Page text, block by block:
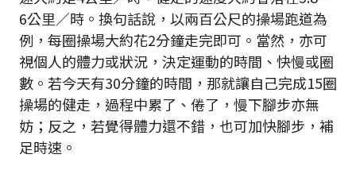
6公里／時。換句話說，以兩百公尺的操場跑道為
例，每圈操場大約花2分鐘走完即可。當然，亦可
視個人的體力或狀況，決定運動的時間、快慢或圈
數。若今天有30分鐘的時間，那就讓自己完成15圈
操場的健走，過程中累了、倦了，慢下腳步亦無
妨；反之，若覺得體力還不錯，也可加快腳步，補
足時速。